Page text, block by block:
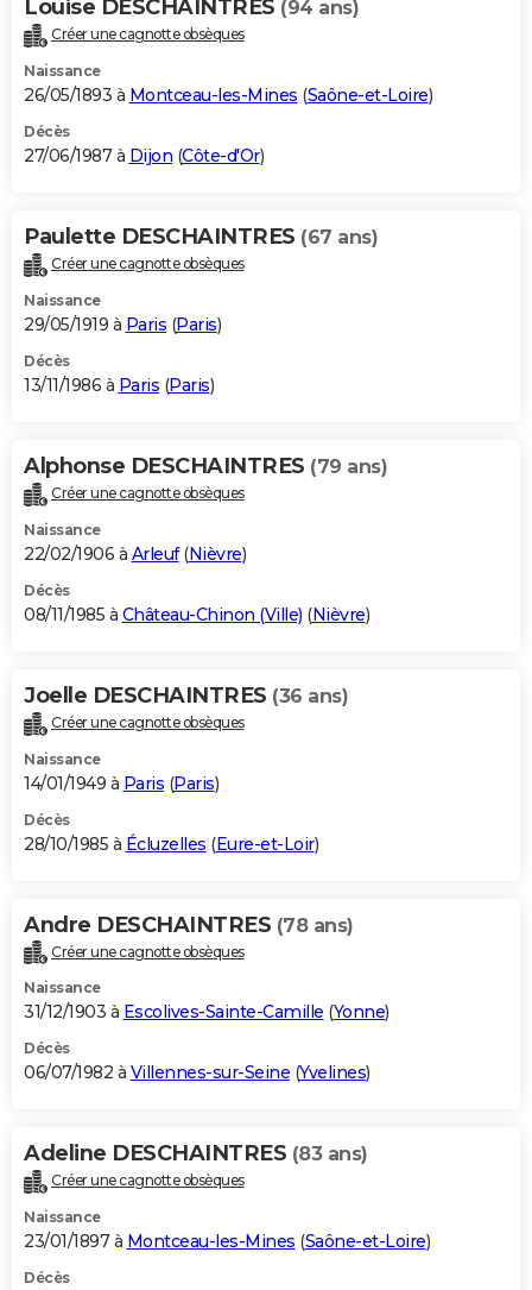
Louise DESCHAINTRES (94 ans)
Créer une cagnotte obsèques
Naissance
26/05/1893 à Montceau-les-Mines (Saône-et-Loire)
Décès
27/06/1987 à Dijon (Côte-d'Or)
Paulette DESCHAINTRES (67 ans)
Créer une cagnotte obsèques
Naissance
29/05/1919 à Paris (Paris)
Décès
13/11/1986 à Paris (Paris)
Alphonse DESCHAINTRES (79 ans)
Créer une cagnotte obsèques
Naissance
22/02/1906 à Arleuf(Nièvre)
Décès
08/11/1985 à Château-Chinon (Ville) (Nièvre)
Joelle DESCHAINTRES (36 ans)
Créer une cagnotte obsèques
Naissance
14/01/1949 à Paris (Paris)
Décès
28/10/1985 à Écluzelles (Eure-et-Loir)
Andre DESCHAINTRES (78 ans)
Créer une cagnotte obsèques
Naissance
31/12/1903 à Escolives-Sainte-Camille (Yonne)
Décès
06/07/1982 à Villennes-sur-Seine (Yvelines)
Adeline DESCHAINTRES (83 ans)
Créer une cagnotte obsèques
Naissance
23/01/1897 à Montceau-les-Mines (Saône-et-Loire)
Décès